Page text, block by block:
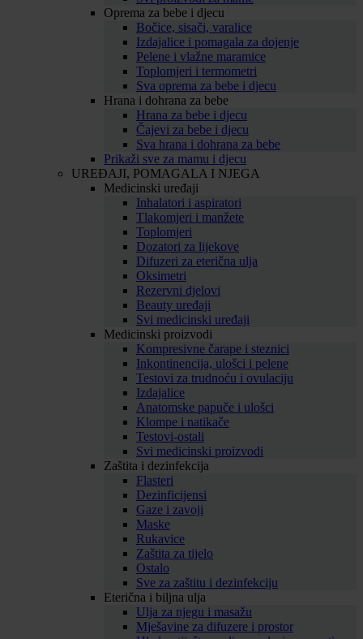
Oprema za bebe i djecu
Bočice, sisači, varalice
Izdajalice i pomagala za dojenje
Pelene i vlažne maramice
Toplomjeri i termometri
Sva oprema za bebe i djecu
Hrana i dohrana za bebe
Hrana za bebe i djecu
Čajevi za bebe i djecu
Sva hrana i dohrana za bebe
Prikaži sve za mamu i djecu
UREĐAJI, POMAGALA I NJEGA
Medicinski uređaji
Inhalatori i aspiratori
Tlakomjeri i manžete
Toplomjeri
Dozatori za lijekove
Difuzeri za eterična ulja
Oksimetri
Rezervni djelovi
Beauty uređaji
Svi medicinski uređaji
Medicinski proizvodi
Kompresivne čarape i steznici
Inkontinencija, ulošci i pelene
Testovi za trudnoću i ovulaciju
Izdajalice
Anatomske papuče i ulošci
Klompe i natikače
Testovi-ostali
Svi medicinski proizvodi
Zaštita i dezinfekcija
Flasteri
Dezinficijensi
Gaze i zavoji
Maske
Rukavice
Zaštita za tijelo
Ostalo
Sve za zaštitu i dezinfekciju
Eterična i biljna ulja
Ulja za njegu i masažu
Mješavine za difuzere i prostor